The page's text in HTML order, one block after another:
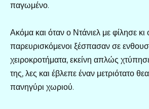
παγωμένο.
Ακόμα και όταν ο Ντάνιελ με φίλησε κι
παρευρισκόμενοι ξέσπασαν σε
χειροκροτήματα, εκείνη απλώς
της, λες και έβλεπε έναν μετριότατο
πανηγύρι χωριού.